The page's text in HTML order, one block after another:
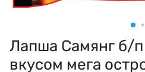
Лапша Самянг б/
вкусом мега